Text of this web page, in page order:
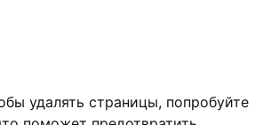
удалять страницы, попробуйте